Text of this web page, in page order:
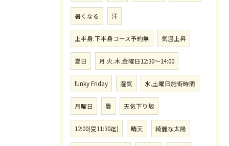
暑くなる 汗
上半身.下半身コース予約無 気温上昇
夏日 月.火.木.金曜日12:30〜14:00
funky Friday 湿気 水.土曜日施術時間
月曜日 曇 天気下り坂
12:00(受11:30迄) 晴天 綺麗な太陽